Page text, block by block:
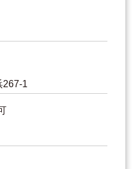
267-1